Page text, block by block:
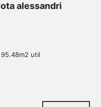
alessandri
95.48m2 util